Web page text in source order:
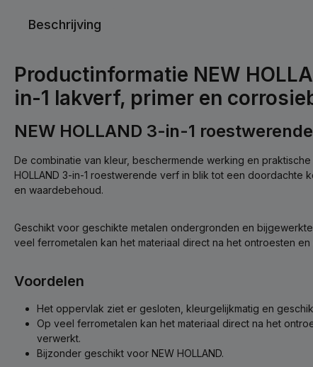
Beschrijving
Productinformatie NEW
in-1 lakverf, primer en
NEW HOLLAND 3-in-1
De combinatie van kleur, beschermende werking en
HOLLAND 3-in-1 roestwerende verf in blik tot een doordachte
en waardebehoud.
Geschikt voor geschikte metalen ondergronden en
veel ferrometalen kan het materiaal direct na het ontroesten
Voordelen
Het oppervlak ziet er gesloten, kleurgelijkmatig en
Op veel ferrometalen kan het materiaal direct na het
verwerkt.
Bijzonder geschikt voor NEW HOLLAND.